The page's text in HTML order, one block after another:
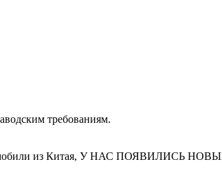
требованиям.
из Китая, У НАС ПОЯВИЛИСЬ